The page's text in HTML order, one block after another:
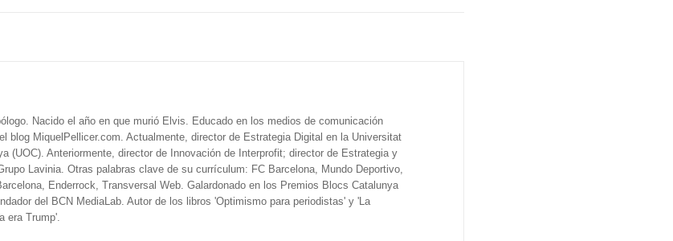
Nacido el año en que murió Elvis. Educado en los medios de comunicación
blog MiquelPellicer.com. Actualmente, director de Estrategia Digital en la Universitat
(UOC). Anteriormente, director de Innovación de Interprofit; director de Estrategia y
Lavinia. Otras palabras clave de su currículum: FC Barcelona, Mundo Deportivo,
Enderrock, Transversal Web. Galardonado en los Premios Blocs Catalunya
del BCN MediaLab. Autor de los libros 'Optimismo para periodistas' y 'La
era Trump'.